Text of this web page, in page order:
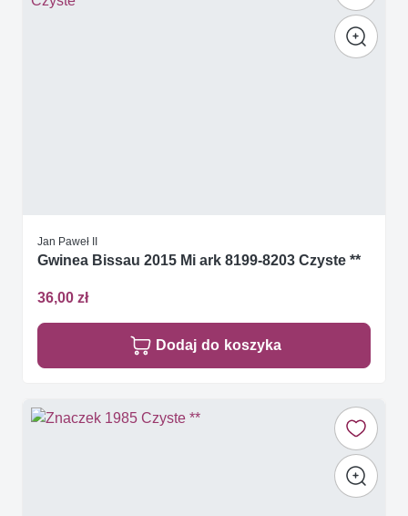
Jan Paweł II
Gwinea Bissau 2015 Mi ark 8199-8203 Czyste **
36,00 zł
Dodaj do koszyka